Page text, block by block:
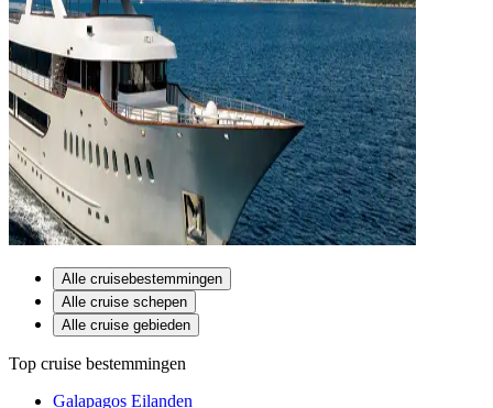
Alle cruisebestemmingen
Alle cruise schepen
Alle cruise gebieden
Top cruise bestemmingen
Galapagos Eilanden